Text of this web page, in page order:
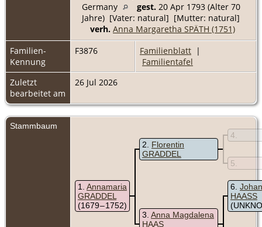
Germany
gest. 20 Apr 1793 (Alter 70
Jahre) [Vater: natural] [Mutter: natural]
verh. Anna Margaretha SPÄTH (1751)
Familien-
Kennung
F3876 Familienblatt |
Familientafel
Zuletzt
bearbeitet am
26 Jul 2026
Stammbaum
1
Annamaria
GRADDEL
(1679 – 1752)
2
Florentin
GRADDEL
4
5
3 Anna Magdalena
HAAS
6
HAASS